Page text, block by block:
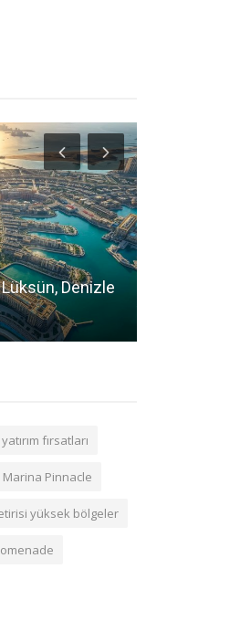
Denizle
fırsatları
Marina Pinnacle
yüksek bölgeler